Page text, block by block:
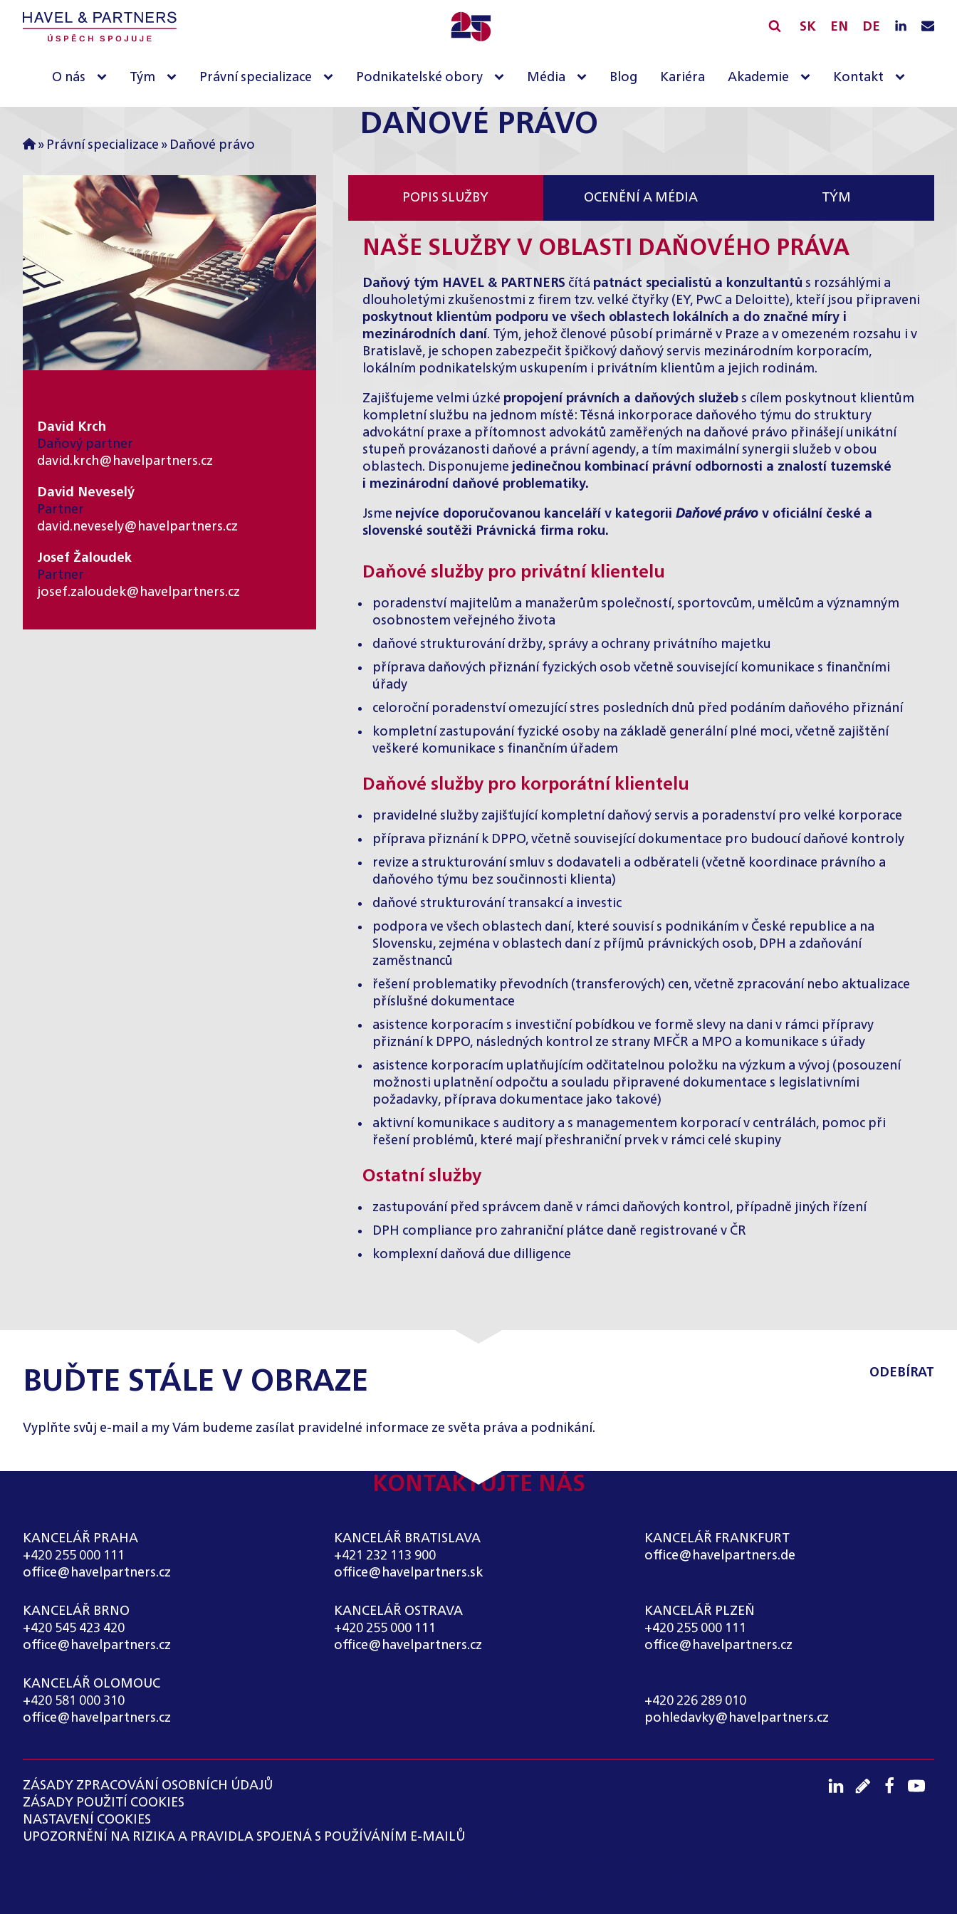
SK EN DE
O nás Tým Právní specializace Podnikatelské obory Média Blog Kariéra Akademie Kontakt
» Právní specializace » Daňové právo
DAŇOVÉ PRÁVO
David Krch
Daňový partner
david.krch@havelpartners.cz
David Neveselý
Partner
david.nevesely@havelpartners.cz
Josef Žaloudek
Partner
josef.zaloudek@havelpartners.cz
POPIS SLUŽBY OCENĚNÍ A MÉDIA TÝM
NAŠE SLUŽBY V OBLASTI DAŇOVÉHO PRÁVA
Daňový tým HAVEL & PARTNERS čítá patnáct specialistů a konzultantů s rozsáhlými a
dlouholetými zkušenostmi z firem tzv. velké čtyřky (EY, PwC a Deloitte), kteří jsou připraveni
poskytnout klientům podporu ve všech oblastech lokálních a do značné míry i
mezinárodních daní. Tým, jehož členové působí primárně v Praze a v omezeném rozsahu i v
Bratislavě, je schopen zabezpečit špičkový daňový servis mezinárodním korporacím,
lokálním podnikatelským uskupením i privátním klientům a jejich rodinám.
Zajišťujeme velmi úzké propojení právních a daňových služebs cílem poskytnout klientům
kompletní službu na jednom místě: Těsná inkorporace daňového týmu do struktury
advokátní praxe a přítomnost advokátů zaměřených na daňové právo přinášejí unikátní
stupeň provázanosti daňové a právní agendy, a tím maximální synergii služeb v obou
oblastech. Disponujeme jedinečnou kombinací právní odbornosti a znalostí tuzemské
i mezinárodní daňové problematiky.
Jsme nejvíce doporučovanou kanceláří v kategorii Daňové právov oficiální české a
slovenské soutěži Právnická firma roku.
Daňové služby pro privátní klientelu
poradenství majitelům a manažerům společností, sportovcům, umělcům a významným
osobnostem veřejného života
daňové strukturování držby, správy a ochrany privátního majetku
příprava daňových přiznání fyzických osob včetně související komunikace s finančními
úřady
celoroční poradenství omezující stres posledních dnů před podáním daňového přiznání
kompletní zastupování fyzické osoby na základě generální plné moci, včetně zajištění
veškeré komunikace s finančním úřadem
Daňové služby pro korporátní klientelu
pravidelné služby zajišťující kompletní daňový servis a poradenství pro velké korporace
příprava přiznání k DPPO, včetně související dokumentace pro budoucí daňové kontroly
revize a strukturování smluv s dodavateli a odběrateli (včetně koordinace právního a
daňového týmu bez součinnosti klienta)
daňové strukturování transakcí a investic
podpora ve všech oblastech daní, které souvisí s podnikáním v České republice a na
Slovensku, zejména v oblastech daní z příjmů právnických osob, DPH a zdaňování
zaměstnanců
řešení problematiky převodních (transferových) cen, včetně zpracování nebo aktualizace
příslušné dokumentace
asistence korporacím s investiční pobídkou ve formě slevy na dani v rámci přípravy
přiznání k DPPO, následných kontrol ze strany MFČR a MPO a komunikace s úřady
asistence korporacím uplatňujícím odčitatelnou položku na výzkum a vývoj (posouzení
možnosti uplatnění odpočtu a souladu připravené dokumentace s legislativními
požadavky, příprava dokumentace jako takové)
aktivní komunikace s auditory a s managementem korporací v centrálách, pomoc při
řešení problémů, které mají přeshraniční prvek v rámci celé skupiny
Ostatní služby
zastupování před správcem daně v rámci daňových kontrol, případně jiných řízení
DPH compliance pro zahraniční plátce daně registrované v ČR
komplexní daňová due dilligence
BUĎTE STÁLE V OBRAZE ODEBÍRAT
Vyplňte svůj e-mail a my Vám budeme zasílat pravidelné informace ze světa práva a podnikání.
KONTAKTUJTE NÁS
KANCELÁŘ PRAHA
+420 255 000 111
office@havelpartners.cz
KANCELÁŘ BRATISLAVA
+421 232 113 900
office@havelpartners.sk
KANCELÁŘ FRANKFURT
office@havelpartners.de
KANCELÁŘ BRNO
+420 545 423 420
office@havelpartners.cz
KANCELÁŘ OSTRAVA
+420 255 000 111
office@havelpartners.cz
KANCELÁŘ PLZEŇ
+420 255 000 111
office@havelpartners.cz
KANCELÁŘ OLOMOUC
+420 581 000 310
office@havelpartners.cz
+420 226 289 010
pohledavky@havelpartners.cz
ZÁSADY ZPRACOVÁNÍ OSOBNÍCH ÚDAJŮ
ZÁSADY POUŽITÍ COOKIES
NASTAVENÍ COOKIES
UPOZORNĚNÍ NA RIZIKA A PRAVIDLA SPOJENÁ S POUŽÍVÁNÍM E-MAILŮ